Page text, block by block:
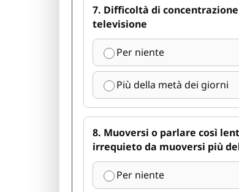
7. Difficoltà di
televisione
Per niente
Più della metà dei giorni
8. Muoversi o parlare così
irrequieto da muoversi più
Per niente